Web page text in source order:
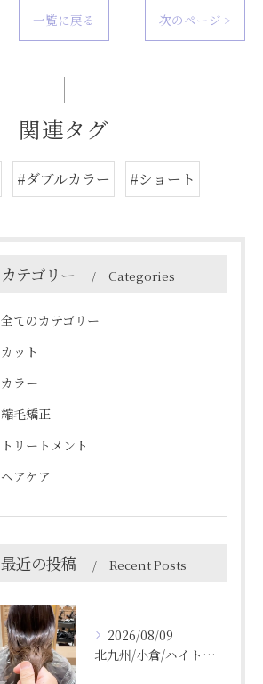
一覧に戻る 次のページ >
関連タグ
#ダブルカラー #ショート
カテゴリー Categories
全てのカテゴリー
カット
カラー
縮毛矯正
トリートメント
ヘアケア
最近の投稿 Recent Posts
2026/08/09
北九州/小倉/ハイトーン/ケアブリーチ/ブリーチカラー